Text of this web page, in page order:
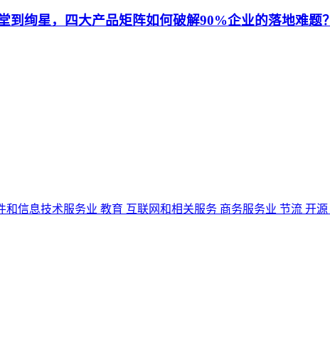
到绚星，四大产品矩阵如何破解90%企业的落地难题？
和信息技术服务业 教育 互联网和相关服务 商务服务业 节流 开源